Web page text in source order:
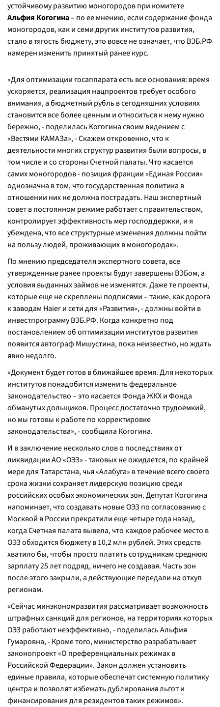
устойчивому развитию моногородов при комитете
Альфия Когогина– по ее мнению, если содержание фонда
моногородов, как и семи других институтов развития,
стало в тягость бюджету, это вовсе не означает, что ВЭБ.РФ
намерен изменить принятый ранее курс.
«Для оптимизации госаппарата есть все основания: время
ускоряется, реализация нацпроектов требует особого
внимания, а бюджетный рубль в сегодняшних условиях
становится все более ценным и относиться к нему нужно
бережно,- поделилась Когогина своим видением с
«Вестями КАМАЗа», -Скажем откровенно, что к
деятельности многих структур развития были вопросы, в
том числе и со стороны Счетной палаты. Что касается
самих моногородов - позиция фракции «Единая Россия»
однозначна в том, что государственная политика в
отношении них не должна пострадать. Наш экспертный
совет в постоянном режиме работает с правительством,
контролирует эффективность мер господдержки, и я
убеждена, что все структурные изменения должны пойти
на пользу людей, проживающих в моногородах».
По мнению председателя экспертного совета, все
утвержденные ранее проекты будут завершены ВЭБом, а
условия выданных займов не изменятся. Даже те проекты,
которые еще не скреплены подписями – такие, как дорога
к заводам Haier и сети для «Развития», - должны войти в
инвестпрограмму ВЭБ.РФ. Когда конкретно под
постановлением об оптимизации институтов развития
появится автограф Мишустина, пока неизвестно, но ждать
явно недолго.
«Документ будет готов в ближайшее время. Для некоторых
институтов понадобится изменить федеральное
законодательство – это касается Фонда ЖКХ и Фонда
обманутых дольщиков. Процесс достаточно трудоемкий,
но мы готовы к работе по корректировке
законодательства», - сообщила Когогина.
И в заключение несколько слов о последствиях от
ликвидации АО «ОЭЗ» - таковых не ожидается, по крайней
мере для Татарстана, чья «Алабуга» в течение всего своего
срока жизни сохраняет лидерскую позицию среди
российских особых экономических зон. Депутат Когогина
напоминает, что создавать новые ОЭЗ по согласованию с
Москвой в России прекратили еще четыре года назад,
когда Счетная палата вывела, что каждое рабочее место в
ОЭЗ обходится бюджету в 10,2 млн рублей. Этих средств
хватило бы, чтобы просто платить сотрудникам среднюю
зарплату 25 лет подряд, ничего не создавая. Часть зон
после этого закрыли, а действующие передали на откуп
регионам.
«Сейчас минэкономразвития рассматривает возможность
штрафных санкций для регионов, на территориях которых
ОЭЗ работают неэффективно,- поделилась Альфия
Гумаровна, -Кроме того, министерство разрабатывает
законопроект «О преференциальных режимах в
Российской Федерации». Закон должен установить
единые правила, которые обеспечат системную политику
центра и позволят избежать дублирования льгот и
финансирования для резидентов таких режимов».